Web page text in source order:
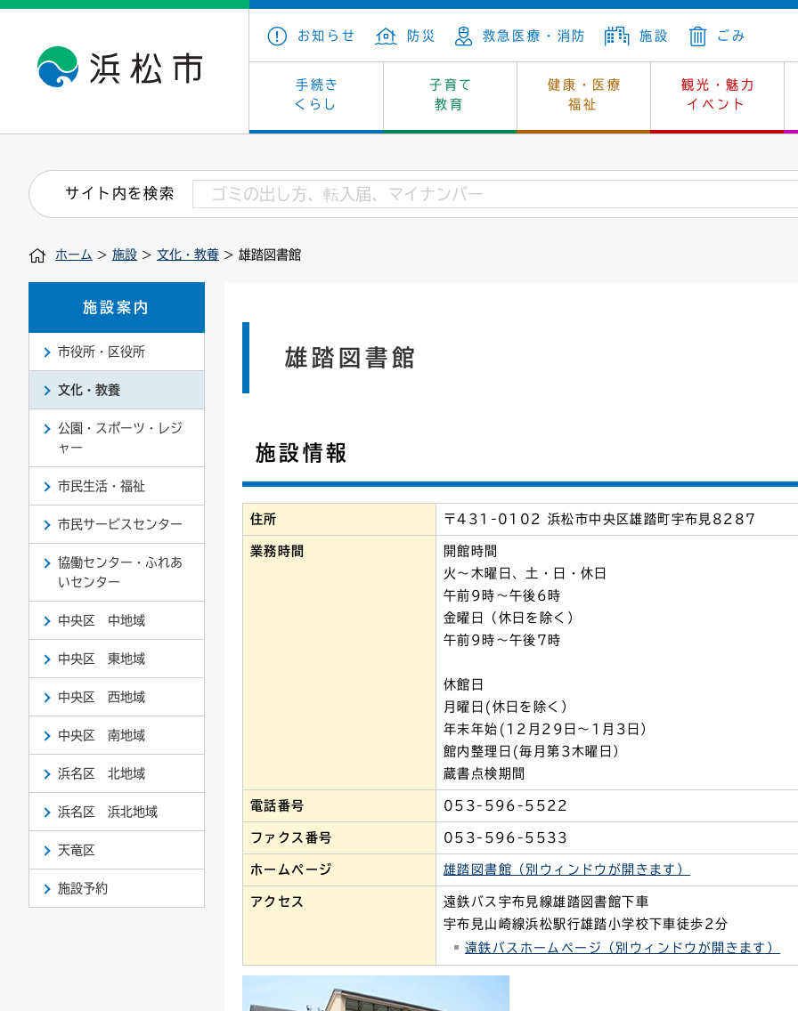
お知らせ 防災 救急医療・消防 施設 ごみ
手続き
くらし
子育て
教育
健康・医療
福祉
観光・魅力
イベント
戸籍・住民の手続き 保険・年金 上下水道
住まい・建築 墓地・斎場 消費生活
税金
道路・交通・河川
印鑑登録証明書
道路台帳
連絡ごみ
子育て・青少年・若者 教育 生涯学習
看護専門学校 学級閉鎖 幼稚園一覧
小学校一覧
健康・医療 福祉 休日当番医
介護保険 保健所
文化・芸術 文化財 レジャー・スポーツ
浜松・浜名湖だいすきネット はじめよう、ハマライフ
産業振興 カーボンニュートラル 土地
発注情報(入札・契約) 福祉・介護 環境対策
募集
市の概要 庁舎案内 市長の部屋
外郭団体 統計 選挙
職員採用
行政区
会議
附属機関
ユニバーサルデザイン
サイト内を検索
ホーム > 施設 > 文化・教養 > 雄踏図書館
施設案内
市役所・区役所
文化・教養
公園・スポーツ・レジ
ャー
市民生活・福祉
市民サービスセンター
協働センター・ふれあ
いセンター
中央区 中地域
中央区 東地域
中央区 西地域
中央区 南地域
浜名区 北地域
浜名区 浜北地域
天竜区
施設予約
雄踏図書館
施設情報
住所 〒431-0102 浜松市中央区雄踏町宇布見8287
業務時間
開館時間
火～木曜日、土・日・休日
午前9時～午後6時
金曜日（休日を除く）
午前9時～午後7時
休館日
月曜日(休日を除く）
年末年始(12月29日～1月3日）
館内整理日(毎月第3木曜日）
蔵書点検期間
電話番号 053-596-5522
ファクス番号 053-596-5533
ホームページ 雄踏図書館（別ウィンドウが開きます）
アクセス
遠鉄バス宇布見線雄踏図書館下車
宇布見山崎線浜松駅行雄踏小学校下車徒歩2分
遠鉄バスホームページ（別ウィンドウが開きます）